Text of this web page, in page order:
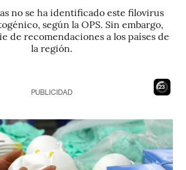
no se ha identificado este filovirus
según la OPS. Sin embargo,
de recomendaciones a los países de
la región.
22
PUBLICIDAD